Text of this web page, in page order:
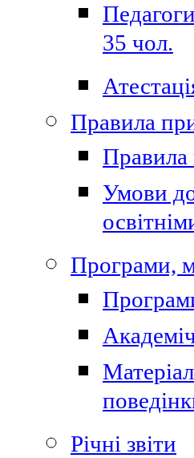
35 чол.
Правила
Правила
Умови
Програми,
Річні звіти